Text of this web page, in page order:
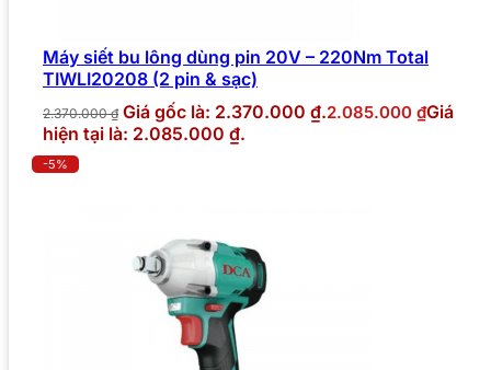
Máy siết bu lông dùng pin 20V – 220Nm Total
TIWLI20208 (2 pin & sạc)
2.370.000₫ Giá gốc là: 2.370.000 ₫.2.085.000 ₫Giá
hiện tại là: 2.085.000 ₫.
-5%